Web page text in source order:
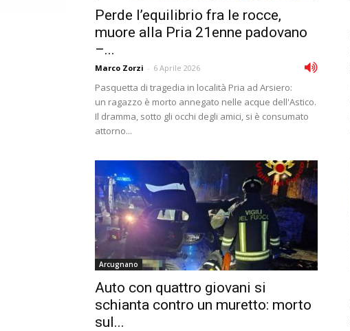
Perde l’equilibrio fra le rocce,
muore alla Pria 21enne padovano
–...
Marco Zorzi - 6 Aprile 2026
Pasquetta di tragedia in località Pria ad Arsiero:
un ragazzo è morto annegato nelle acque dell'Astico.
Il dramma, sotto gli occhi degli amici, si è consumato
attorno...
Arcugnano
Auto con quattro giovani si
schianta contro un muretto: morto
sul...